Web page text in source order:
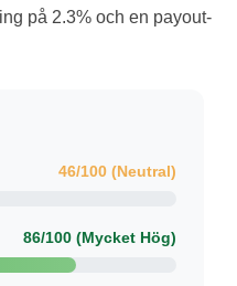
på 2.3% och en payout-
46/100 (Neutral)
86/100 (Mycket Hög)